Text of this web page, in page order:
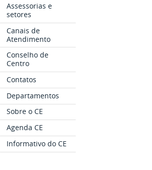
Assessorias e
setores
Canais de
Atendimento
Conselho de
Centro
Contatos
Departamentos
Sobre o CE
Agenda CE
Informativo do CE